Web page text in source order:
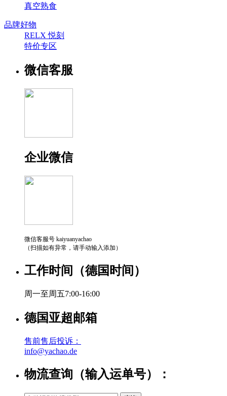
真空熟食
品牌好物
RELX 悦刻
特价专区
微信客服
企业微信
微信客服号 kaiyuanyachao
（扫描如有异常，请手动输入添加）
工作时间（德国时间）
周一至周五7:00-16:00
德国亚超邮箱
售前售后投诉：
info@yachao.de
物流查询（输入运单号）：